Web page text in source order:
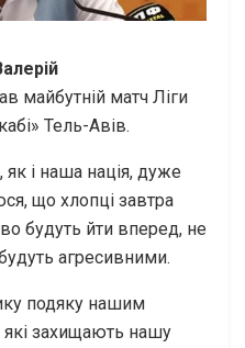
майбутній матч Ліги
Тель-Авів.
і наша нація, дуже
що хлопці завтра
будуть йти вперед, не
агресивними.
подяку нашим
захищають нашу